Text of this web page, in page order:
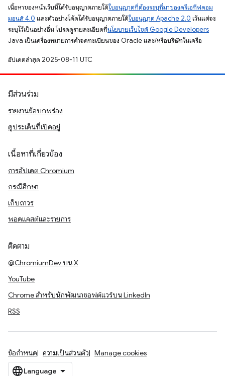
เนื้อหาของหน้าเว็บนี้ได้รับอนุญาตภายใต้ใบอนุญาตที่ต้องระบุที่มาของครีเอทีฟคอม
มอนส์ 4.0 และตัวอย่างโค้ดได้รับอนุญาตภายใต้ใบอนุญาต Apache 2.0 เว้นแต่จะ
ระบุไว้เป็นอย่างอื่น โปรดดูรายละเอียดที่นโยบายเว็บไซต์ Google Developers
Java เป็นเครื่องหมายการค้าจดทะเบียนของ Oracle และ/หรือบริษัทในเครือ
อัปเดตล่าสุด 2025-08-11 UTC
มีส่วนร่วม
รายงานข้อบกพร่อง
ดูประเด็นที่เปิดอยู่
เนื้อหาที่เกี่ยวข้อง
การอัปเดต Chromium
กรณีศึกษา
เก็บถาวร
พอดแคสต์และรายการ
ติดตาม
@ChromiumDev บน X
YouTube
Chrome สำหรับนักพัฒนาซอฟต์แวร์บน LinkedIn
RSS
ข้อกำหนด ความเป็นส่วนตัว Manage cookies